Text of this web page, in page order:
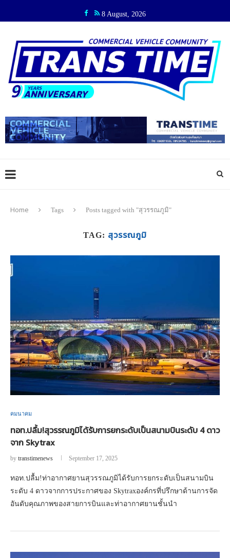
8 August, 2026
Home Tags Posts tagged with "สุวรรณภูมิ"
TAG: สุวรรณภูมิ
คมนาคม
ทอท.ปลื้ม!สุวรรณภูมิได้รับการยกระดับเป็นสนามบินระดับ 4 ดาว
จาก Skytrax
by transtimenews September 17, 2025
ทอท.ปลื้ม!ท่าอากาศยานสุวรรณภูมิได้รับการยกระดับเป็นสนามบิน
ระดับ 4 ดาวจากการประกาศของ Skytraxองค์กรที่ปรึกษาด้านการจัด
อันดับคุณภาพของสายการบินและท่าอากาศยานชั้นนำ